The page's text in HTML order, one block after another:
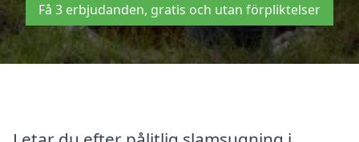
Få 3 erbjudanden, gratis och utan förpliktelser